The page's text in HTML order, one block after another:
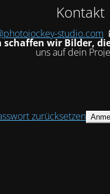
Kontakt
studio.com
schaffen wir Bilder,
uns auf dein
zurücksetzen